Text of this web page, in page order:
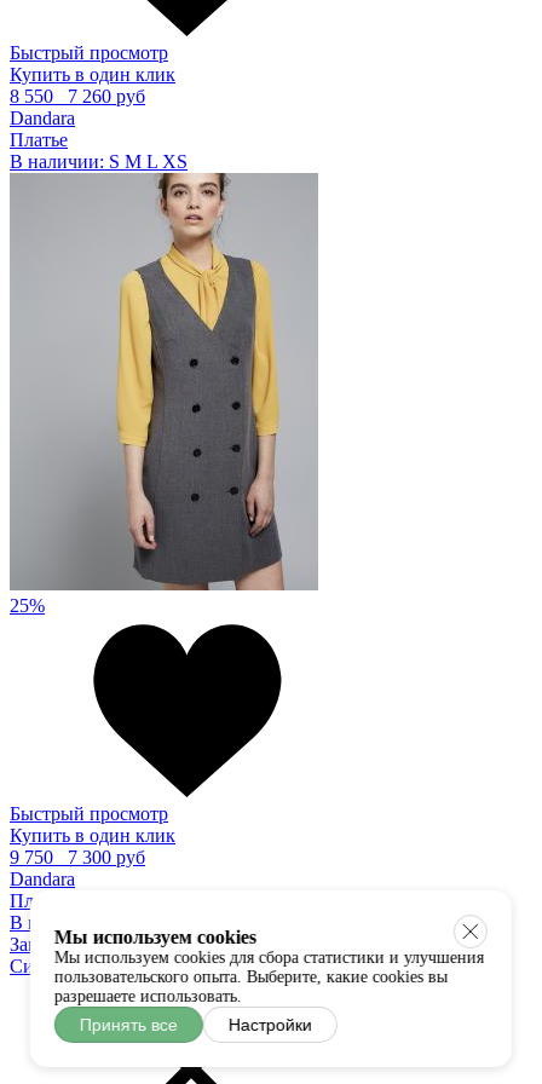
Быстрый просмотр
Купить в один клик
8 550
7 260 руб
Dandara
Платье
В наличии: S M L XS
25%
Быстрый просмотр
Купить в один клик
9 750
7 300 руб
Dandara
Платье
В наличии:
Загрузить ещё
Система скидок
Мы используем cookies
Мы используем cookies для сбора статистики и улучшения
пользовательского опыта. Выберите, какие cookies вы
разрешаете использовать.
Принять все Настройки